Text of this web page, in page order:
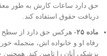
حق دارد ساعات کارش به طور
دریافت حقوق استفاده کند.
ماده ۲۵-
هرکس حق دارد از سطح
رفاه او و خانواده اش، منجمله
پزشکی آنان را تامین کند.